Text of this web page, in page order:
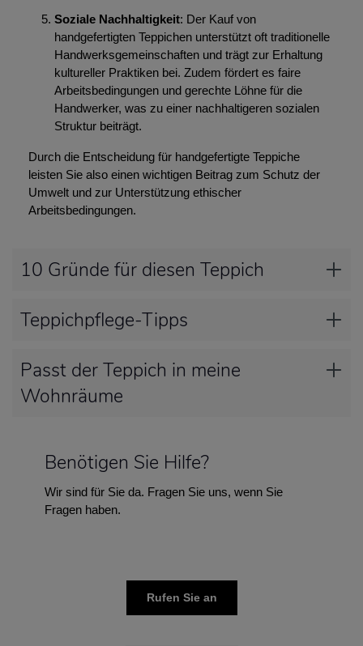
Soziale Nachhaltigkeit: Der Kauf von
handgefertigten Teppichen unterstützt oft traditionelle
Handwerksgemeinschaften und trägt zur Erhaltung
kultureller Praktiken bei. Zudem fördert es faire
Arbeitsbedingungen und gerechte Löhne für die
Handwerker, was zu einer nachhaltigeren sozialen
Struktur beiträgt.
Durch die Entscheidung für handgefertigte Teppiche
leisten Sie also einen wichtigen Beitrag zum Schutz der
Umwelt und zur Unterstützung ethischer
Arbeitsbedingungen.
10 Gründe für diesen Teppich
Teppichpflege-Tipps
Passt der Teppich in meine
Wohnräume
Benötigen Sie Hilfe?
Wir sind für Sie da. Fragen Sie uns, wenn Sie
Fragen haben.
Rufen Sie an